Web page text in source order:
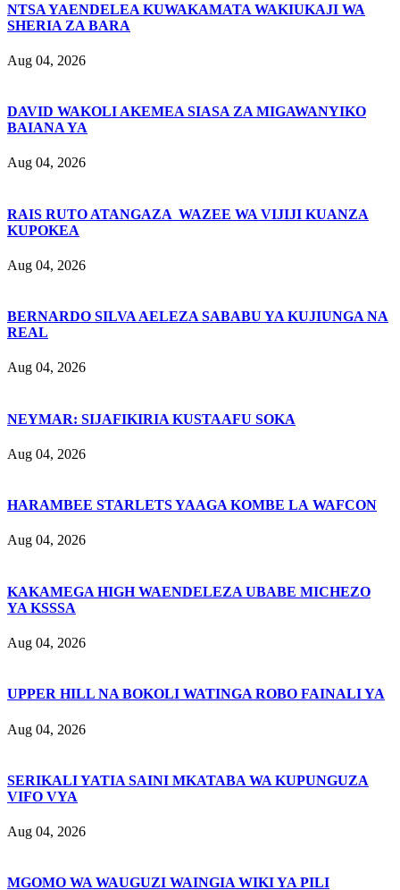
NTSA YAENDELEA KUWAKAMATA WAKIUKAJI WA
SHERIA ZA BARA
Aug 04, 2026
DAVID WAKOLI AKEMEA SIASA ZA MIGAWANYIKO
BAIANA YA
Aug 04, 2026
RAIS RUTO ATANGAZA WAZEE WA VIJIJI KUANZA
KUPOKEA
Aug 04, 2026
BERNARDO SILVA AELEZA SABABU YA KUJIUNGA NA
REAL
Aug 04, 2026
NEYMAR: SIJAFIKIRIA KUSTAAFU SOKA
Aug 04, 2026
HARAMBEE STARLETS YAAGA KOMBE LA WAFCON
Aug 04, 2026
KAKAMEGA HIGH WAENDELEZA UBABE MICHEZO
YA KSSSA
Aug 04, 2026
UPPER HILL NA BOKOLI WATINGA ROBO FAINALI YA
Aug 04, 2026
SERIKALI YATIA SAINI MKATABA WA KUPUNGUZA
VIFO VYA
Aug 04, 2026
MGOMO WA WAUGUZI WAINGIA WIKI YA PILI